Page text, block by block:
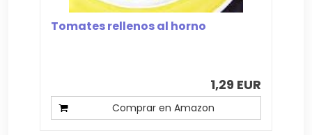
Tomates rellenos al horno
1,29 EUR
Comprar en Amazon